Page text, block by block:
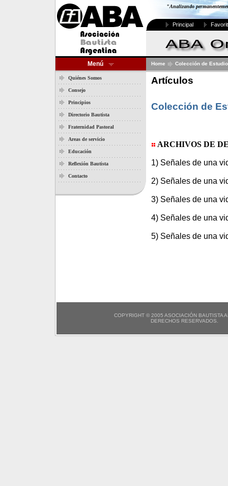
"Analizando
Principal
Menú
Quiénes Somos
Consejo
Principios
Directorio Bautista
Fraternidad Pastoral
Areas de servicio
Educación
Reflexión Bautista
Contacto
Home Colección de
Artículos
Colección de
ARCHIVOS DE
1) Señales de una
2) Señales de una
3) Señales de una
4) Señales de una
5) Señales de una
COPYRIGHT © 2005 ASOCIACIÓN BAUTISTA
DERECHOS RESERVADOS.